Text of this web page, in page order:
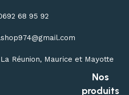
68 95 92
Réunion, Maurice et Mayotte
Nos
produits